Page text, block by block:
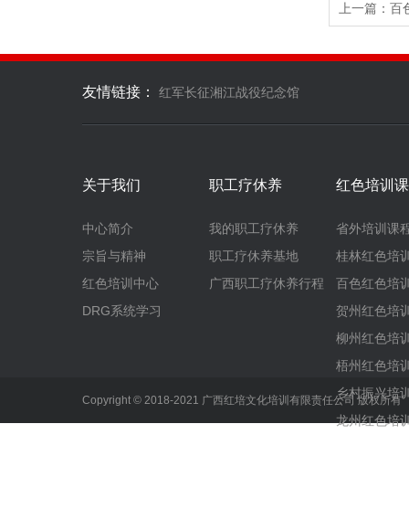
上一篇： 百
友情链接： 红军长征湘江战役纪念馆
关于我们
中心简介
宗旨与精神
红色培训中心
DRG系统学习
职工疗休养
我的职工疗休养
职工疗休养基地
广西职工疗休养行程
红色培训
省外培训课
桂林红色培
百色红色培
贺州红色培
柳州红色培
梧州红色培
乡村振兴培
龙州红色培
Copyright © 2018-2021 广西红培文化培训有限责任公司 版权所